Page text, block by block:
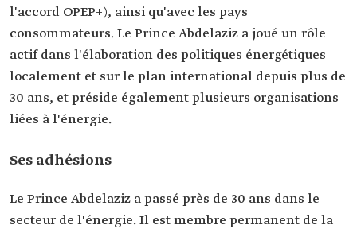
l'accord OPEP+), ainsi qu'avec les pays
consommateurs. Le Prince Abdelaziz a joué un rôle
actif dans l'élaboration des politiques énergétiques
localement et sur le plan international depuis plus de
30 ans, et préside également plusieurs organisations
liées à l'énergie.
Ses adhésions
Le Prince Abdelaziz a passé près de 30 ans dans le
secteur de l'énergie. Il est membre permanent de la